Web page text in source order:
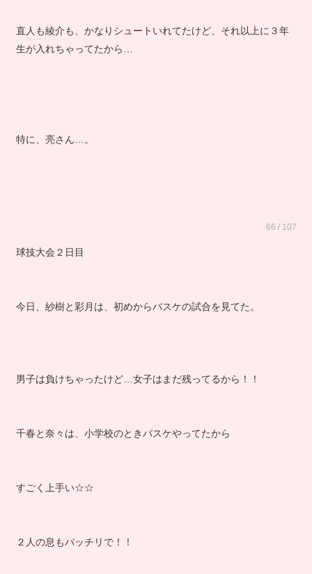
直人も綾介も、かなりシュートいれてたけど、それ以上に３年
生が入れちゃってたから…
特に、亮さん…。
66 / 107
球技大会２日目
今日、紗樹と彩月は、初めからバスケの試合を見てた。
男子は負けちゃったけど…女子はまだ残ってるから！！
千春と奈々は、小学校のときバスケやってたから
すごく上手い☆☆
２人の息もバッチリで！！